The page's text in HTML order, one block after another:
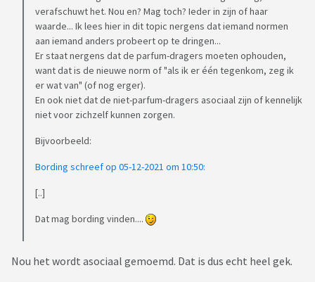
verafschuwt het. Nou en? Mag toch? Ieder in zijn of haar
waarde... Ik lees hier in dit topic nergens dat iemand normen
aan iemand anders probeert op te dringen...
Er staat nergens dat de parfum-dragers moeten ophouden,
want dat is de nieuwe norm of "als ik er één tegenkom, zeg ik
er wat van" (of nog erger).
En ook niet dat de niet-parfum-dragers asociaal zijn of kennelijk
niet voor zichzelf kunnen zorgen.
Bijvoorbeeld:
Bording schreef op 05-12-2021 om 10:50:
[..]
Dat mag bording vinden....
Nou het wordt asociaal gemoemd. Dat is dus echt heel gek.